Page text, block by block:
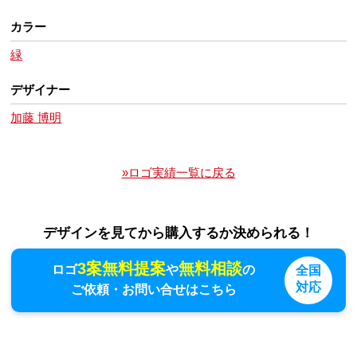
カラー
緑
デザイナー
加藤 博明
»ロゴ実績一覧に戻る
デザインを見てから購入するか決められる！
ロゴ3案無料提案や無料相談の
ご依頼・お問い合せはこちら
全国
対応